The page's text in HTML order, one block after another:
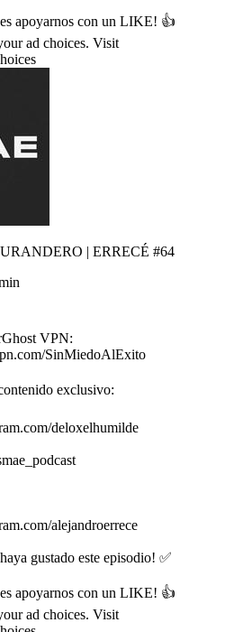
apoyarnos con un LIKE! 👍
ad choices. Visit
| ERRECÉ #64
VPN:
SinMiedoAlExito
exclusivo:
deloxelhumilde
alejandroerrece
gustado este episodio! ✅
apoyarnos con un LIKE! 👍
ad choices. Visit